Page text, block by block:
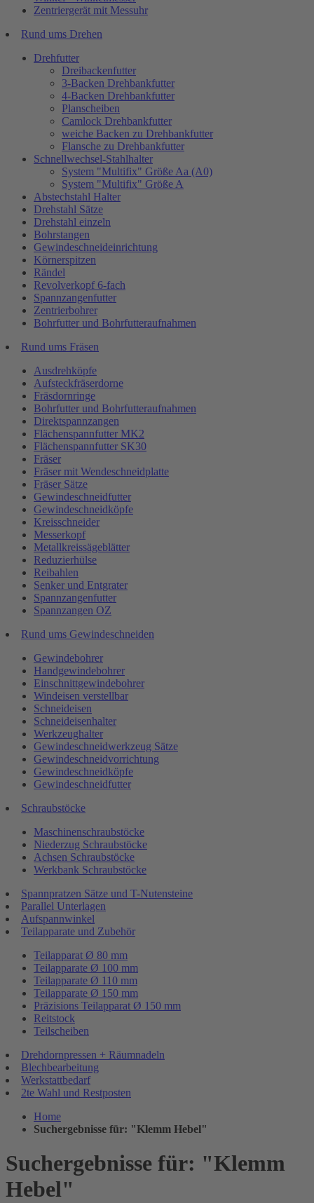
Zentriergerät mit Messuhr
Rund ums Drehen
Drehfutter
Dreibackenfutter
3-Backen Drehbankfutter
4-Backen Drehbankfutter
Planscheiben
Camlock Drehbankfutter
weiche Backen zu Drehbankfutter
Flansche zu Drehbankfutter
Schnellwechsel-Stahlhalter
System "Multifix" Größe Aa (A0)
System "Multifix" Größe A
Abstechstahl Halter
Drehstahl Sätze
Drehstahl einzeln
Bohrstangen
Gewindeschneideinrichtung
Körnerspitzen
Rändel
Revolverkopf 6-fach
Spannzangenfutter
Zentrierbohrer
Bohrfutter und Bohrfutteraufnahmen
Rund ums Fräsen
Ausdrehköpfe
Aufsteckfräserdorne
Fräsdornringe
Bohrfutter und Bohrfutteraufnahmen
Direktspannzangen
Flächenspannfutter MK2
Flächenspannfutter SK30
Fräser
Fräser mit Wendeschneidplatte
Fräser Sätze
Gewindeschneidfutter
Gewindeschneidköpfe
Kreisschneider
Messerkopf
Metallkreissägeblätter
Reduzierhülse
Reibahlen
Senker und Entgrater
Spannzangenfutter
Spannzangen OZ
Rund ums Gewindeschneiden
Gewindebohrer
Handgewindebohrer
Einschnittgewindebohrer
Windeisen verstellbar
Schneideisen
Schneideisenhalter
Werkzeughalter
Gewindeschneidwerkzeug Sätze
Gewindeschneidvorrichtung
Gewindeschneidköpfe
Gewindeschneidfutter
Schraubstöcke
Maschinenschraubstöcke
Niederzug Schraubstöcke
Achsen Schraubstöcke
Werkbank Schraubstöcke
Spannpratzen Sätze und T-Nutensteine
Parallel Unterlagen
Aufspannwinkel
Teilapparate und Zubehör
Teilapparat Ø 80 mm
Teilapparate Ø 100 mm
Teilapparate Ø 110 mm
Teilapparate Ø 150 mm
Präzisions Teilapparat Ø 150 mm
Reitstock
Teilscheiben
Drehdornpressen + Räumnadeln
Blechbearbeitung
Werkstattbedarf
2te Wahl und Restposten
Home
Suchergebnisse für: "Klemm Hebel"
Suchergebnisse für: "Klemm
Hebel"